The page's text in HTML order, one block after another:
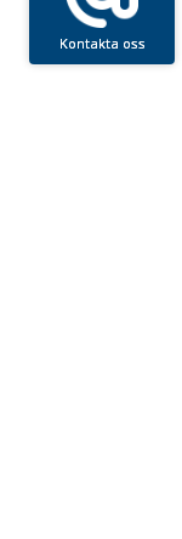
Kontakta oss